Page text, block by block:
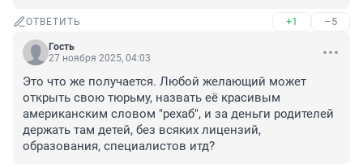
ОТВЕТИТЬ +1 –5
Гость
27 ноября 2025, 04:03
Это что же получается. Любой желающий может
открыть свою тюрьму, назвать её красивым
американским словом "рехаб", и за деньги родителей
держать там детей, без всяких лицензий,
образования, специалистов итд?